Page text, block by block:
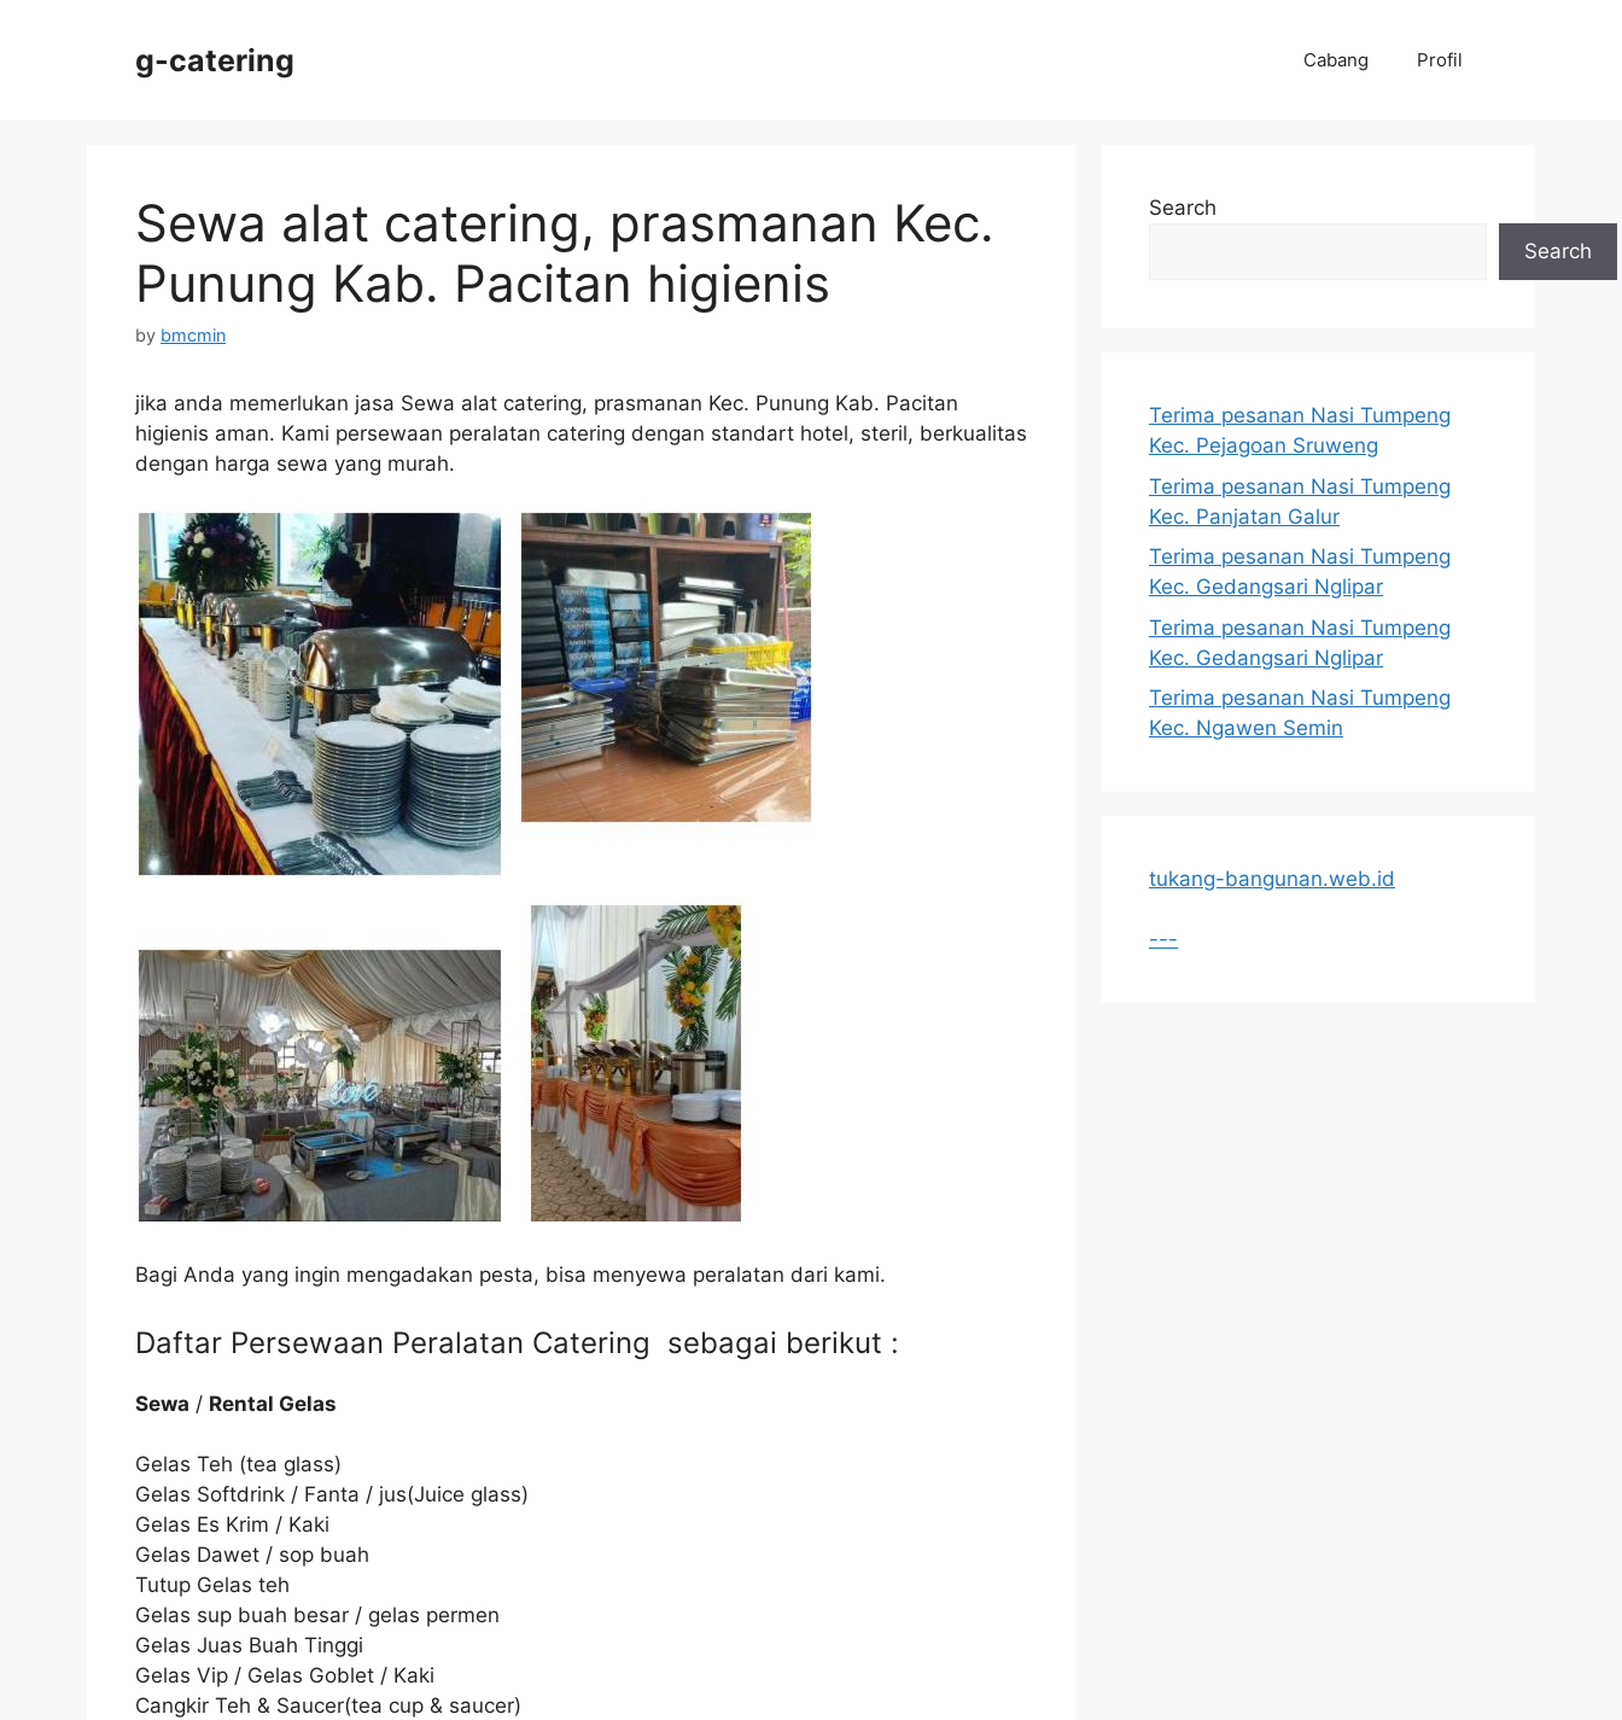
g-catering Cabang Profil
Sewa alat catering, prasmanan Kec.
Punung Kab. Pacitan higienis
by bmcmin
jika anda memerlukan jasa Sewa alat catering, prasmanan Kec. Punung Kab. Pacitan
higienis aman. Kami persewaan peralatan catering dengan standart hotel, steril, berkualitas
dengan harga sewa yang murah.
Bagi Anda yang ingin mengadakan pesta, bisa menyewa peralatan dari kami.
Daftar Persewaan Peralatan Catering sebagai berikut :
Sewa / Rental Gelas
Gelas Teh (tea glass)
Gelas Softdrink / Fanta / jus(Juice glass)
Gelas Es Krim / Kaki
Gelas Dawet / sop buah
Tutup Gelas teh
Gelas sup buah besar / gelas permen
Gelas Juas Buah Tinggi
Gelas Vip / Gelas Goblet / Kaki
Cangkir Teh & Saucer(tea cup & saucer)
Search
Search
Terima pesanan Nasi Tumpeng
Kec. Pejagoan Sruweng
Terima pesanan Nasi Tumpeng
Kec. Panjatan Galur
Terima pesanan Nasi Tumpeng
Kec. Gedangsari Nglipar
Terima pesanan Nasi Tumpeng
Kec. Gedangsari Nglipar
Terima pesanan Nasi Tumpeng
Kec. Ngawen Semin
tukang-bangunan.web.id
---